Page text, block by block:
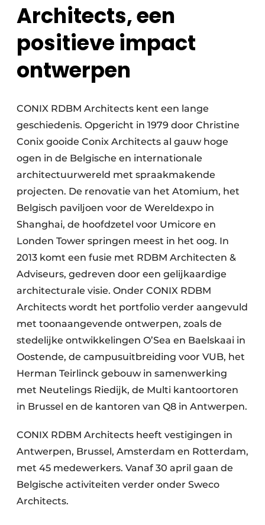
Architects, een
positieve impact
ontwerpen
CONIX RDBM Architects kent een lange
geschiedenis. Opgericht in 1979 door Christine
Conix gooide Conix Architects al gauw hoge
ogen in de Belgische en internationale
architectuurwereld met spraakmakende
projecten. De renovatie van het Atomium, het
Belgisch paviljoen voor de Wereldexpo in
Shanghai, de hoofdzetel voor Umicore en
Londen Tower springen meest in het oog. In
2013 komt een fusie met RDBM Architecten &
Adviseurs, gedreven door een gelijkaardige
architecturale visie. Onder CONIX RDBM
Architects wordt het portfolio verder aangevuld
met toonaangevende ontwerpen, zoals de
stedelijke ontwikkelingen O’Sea en Baelskaai in
Oostende, de campusuitbreiding voor VUB, het
Herman Teirlinck gebouw in samenwerking
met Neutelings Riedijk, de Multi kantoortoren
in Brussel en de kantoren van Q8 in Antwerpen.
CONIX RDBM Architects heeft vestigingen in
Antwerpen, Brussel, Amsterdam en Rotterdam,
met 45 medewerkers. Vanaf 30 april gaan de
Belgische activiteiten verder onder Sweco
Architects.